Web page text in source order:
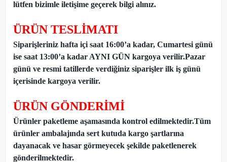
lütfen bizimle iletişime geçerek bilgi alınız.
ÜRÜN TESLİMATI
Siparişleriniz hafta içi saat 16:00’a kadar, Cumartesi günü
ise saat 13:00’a kadar AYNI GÜN kargoya verilir.Pazar
günü ve resmi tatillerde verdiğiniz siparişler ilk iş günü
içerisinde kargoya verilir.
ÜRÜN GÖNDERİMİ
Ürünler paketleme aşamasında kontrol edilmektedir.Tüm
ürünler ambalajında sert kutuda kargo şartlarına
dayanacak ve hasar görmeyecek şekilde paketlenerek
gönderilmektedir.